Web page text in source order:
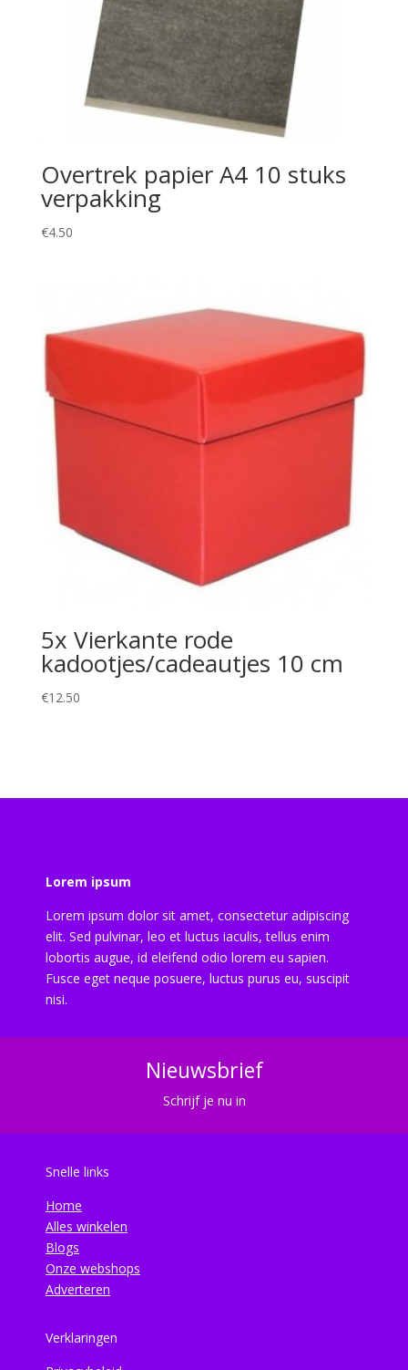
Overtrek papier A4 10 stuks
verpakking
€4.50
5x Vierkante rode
kadootjes/cadeautjes 10 cm
€12.50
Lorem ipsum
Lorem ipsum dolor sit amet, consectetur adipiscing
elit. Sed pulvinar, leo et luctus iaculis, tellus enim
lobortis augue, id eleifend odio lorem eu sapien.
Fusce eget neque posuere, luctus purus eu, suscipit
nisi.
Nieuwsbrief
Schrijf je nu in
Snelle links
Home
Alles winkelen
Blogs
Onze webshops
Adverteren
Verklaringen